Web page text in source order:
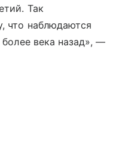
Так
что наблюдаются
века назад», —